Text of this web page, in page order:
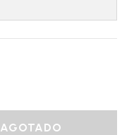
AGOTADO